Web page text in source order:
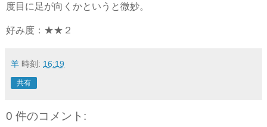
度目に足が向くかというと微妙。
好み度：★★２
羊 時刻: 16:19
共有
0 件のコメント: